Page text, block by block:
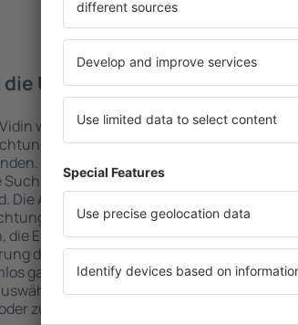
die Unterkünfte in Vidin finden?
werden von der Suchmaschine nach
und der Check-In- und Check-Out-
Nach Auswahl der Anzahl der
Suchmaschine an, welche Unterkünfte in
Die Auswahl der Unterkunft wird durch Filter
und die Anzahl der Sterne, die
die Entfernung zum Zentrum und die
der Buchung erleichtert. Dadurch
ganz einfach eine Unterkunft in Vidin in
Sie können je nach Bedarf eine
zusammen mit dem Flug buchen.